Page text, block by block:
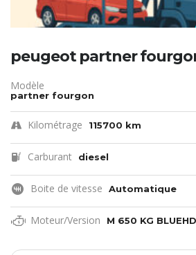
peugeot partner
Modèle
partner fourgon
Kilométrage 115700 km
Carburant diesel
Boite de vitesse Automatique
Moteur/Version M 650 KG